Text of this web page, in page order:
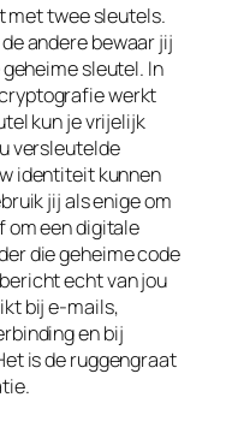
met twee sleutels.
andere bewaar jij
sleutel. In
werkt
kun je vrijelijk
versleutelde
identiteit kunnen
jij als enige om
om een digitale
die geheime code
echt van jou
bij e-mails,
en bij
is de ruggengraat